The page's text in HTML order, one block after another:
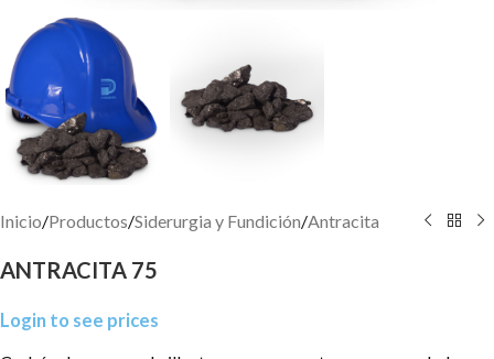
Inicio/Productos/Siderurgia y Fundición/Antracita
ANTRACITA 75
Login to see prices